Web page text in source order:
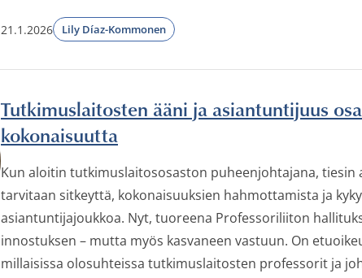
21.1.2026 Lily Díaz-Kommonen
Tutkimuslaitosten ääni ja asiantuntijuus
kokonaisuutta
Kun aloitin tutkimuslaitososaston puheenjohtajana, tiesin
tarvitaan sitkeyttä, kokonaisuuksien hahmottamista ja
asiantuntijajoukkoa. Nyt, tuoreena Professoriliiton
innostuksen – mutta myös kasvaneen vastuun. On
millaisissa olosuhteissa tutkimuslaitosten professorit ja